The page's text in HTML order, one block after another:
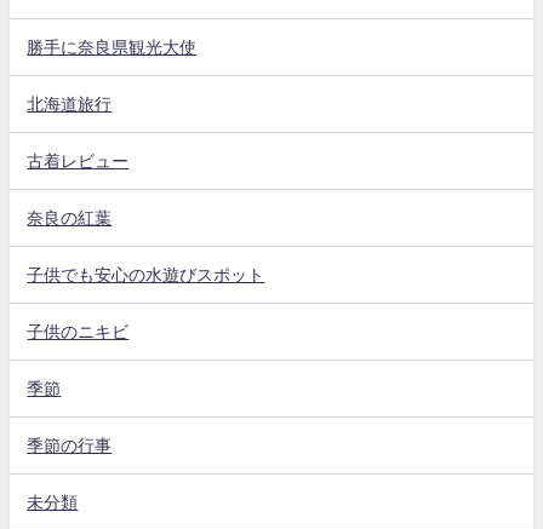
勝手に奈良県観光大使
北海道旅行
古着レビュー
奈良の紅葉
子供でも安心の水遊びスポット
子供のニキビ
季節
季節の行事
未分類